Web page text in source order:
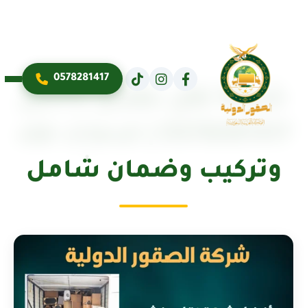
0578281417
شركة نقل عفش بالخبر
وتركيب وضمان شامل